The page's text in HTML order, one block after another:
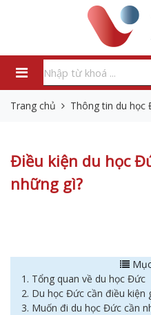
Trang chủ Thông tin du học
Điều kiện du học
những gì?
1. Tổng quan về du học Đức
2. Du học Đức cần điều kiện
3. Muốn đi du học Đức cần